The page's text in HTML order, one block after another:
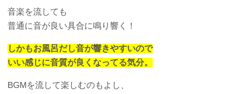
音楽を流しても
普通に音が良い具合に鳴り響く！
しかもお風呂だし音が響きやすいので
いい感じに音質が良くなってる気分。
BGMを流して楽しむのもよし、